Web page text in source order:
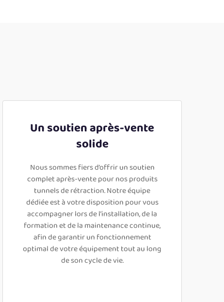
Un soutien après-vente
solide
Nous sommes fiers d’offrir un soutien
complet après-vente pour nos produits
tunnels de rétraction. Notre équipe
dédiée est à votre disposition pour vous
accompagner lors de l’installation, de la
formation et de la maintenance continue,
afin de garantir un fonctionnement
optimal de votre équipement tout au long
de son cycle de vie.